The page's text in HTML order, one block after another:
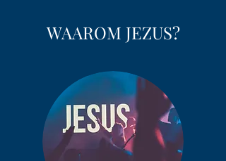
WAAROM JEZUS?